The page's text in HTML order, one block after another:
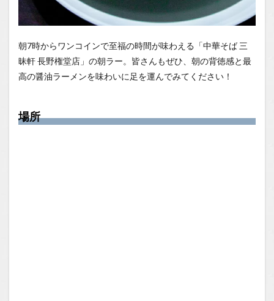
朝7時からワンコインで至福の時間が味わえる「中華そば 三
昧軒 長野権堂店」の朝ラー。皆さんもぜひ、朝の背徳感と最
高の醤油ラーメンを味わいに足を運んでみてください！
場所